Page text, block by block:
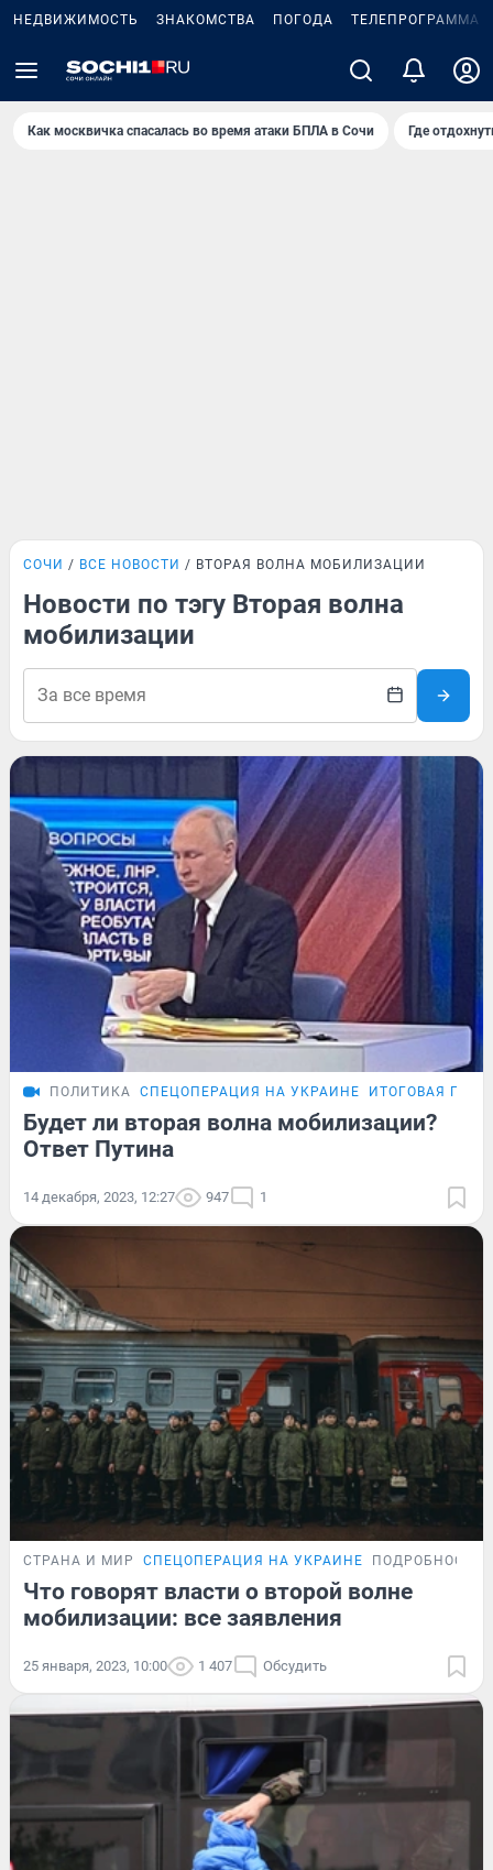
НЕДВИЖИМОСТЬ ЗНАКОМСТВА ПОГОДА ТЕЛЕПРОГРАММА
Как москвичка спасалась во время атаки БПЛА в Сочи Где
СОЧИ ВСЕ НОВОСТИ ВТОРАЯ ВОЛНА МОБИЛИЗАЦИИ
Новости по тэгу Вторая волна
мобилизации
ПОЛИТИКА СПЕЦОПЕРАЦИЯ НА УКРАИНЕ ИТОГОВАЯ
Будет ли вторая волна мобилизации?
Ответ Путина
14 декабря, 2023, 12:27 947 1
СТРАНА И МИР СПЕЦОПЕРАЦИЯ НА УКРАИНЕ ПОДРОБНОСТИ
Что говорят власти о второй волне
мобилизации: все заявления
25 января, 2023, 10:00 1 407 Обсудить